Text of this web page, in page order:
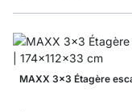
MAXX 3x3 Étagère